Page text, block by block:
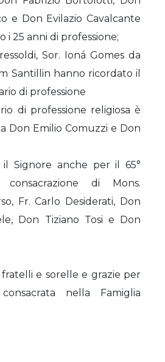
e Don Evilazio Cavalcante
i 25 anni di professione;
Sor. Ioná Gomes da
Santillin hanno ricordato il
di professione
di professione religiosa è
Don Emilio Comuzzi e Don
Signore anche per il 65°
consacrazione di Mons.
Fr. Carlo Desiderati, Don
Don Tiziano Tosi e Don
e sorelle e grazie per
nella Famiglia